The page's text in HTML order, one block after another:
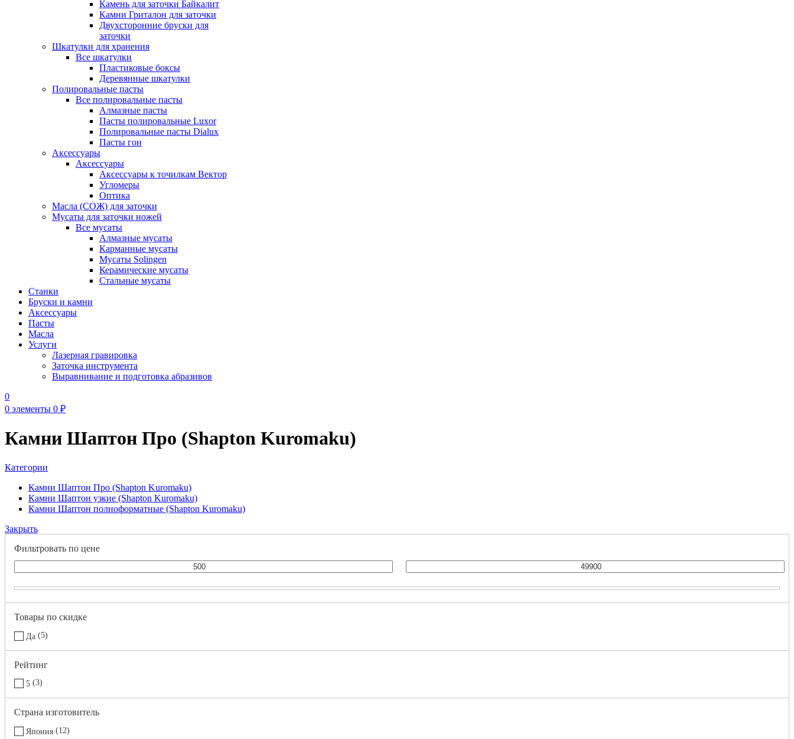
Камень для заточки Байкалит
Камни Гриталон для заточки
Двухсторонние бруски для
заточки
Шкатулки для хранения
Все шкатулки
Пластиковые боксы
Деревянные шкатулки
Полировальные пасты
Все полировальные пасты
Алмазные пасты
Пасты полировальные Luxor
Полировальные пасты Dialux
Пасты гои
Аксессуары
Аксессуары
Аксессуары к точилкам Вектор
Угломеры
Оптика
Масла (СОЖ) для заточки
Мусаты для заточки ножей
Все мусаты
Алмазные мусаты
Карманные мусаты
Мусаты Solingen
Керамические мусаты
Стальные мусаты
Станки
Бруски и камни
Аксессуары
Пасты
Масла
Услуги
Лазерная гравировка
Заточка инструмента
Выравнивание и подготовка абразивов
0
0 элементы 0 ₽
Камни Шаптон Про (Shapton Kuromaku)
Категории
Камни Шаптон Про (Shapton Kuromaku)
Камни Шаптон узкие (Shapton Kuromaku)
Камни Шаптон полноформатные (Shapton Kuromaku)
Закрыть
Фильтровать по цене
Товары по скидке
Да 5
Рейтинг
5 3
Страна изготовитель
Япония 12